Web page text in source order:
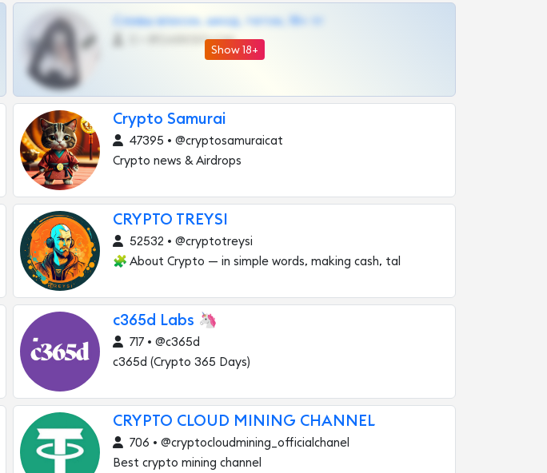
Show 18+
Сливы вписок, шкод, теток, 18+ тг
@DARK15FLOWSBOT
Crypto Samurai
47395 • @cryptosamuraicat
Crypto news & Airdrops
CRYPTO TREYSI
52532 • @cryptotreysi
🧩 About Crypto — in simple words, making cash, tal
c365d Labs 🦄
717 • @c365d
c365d (Crypto 365 Days)
CRYPTO CLOUD MINING CHANNEL
706 • @cryptocloudmining_officialchanel
Best crypto mining channel